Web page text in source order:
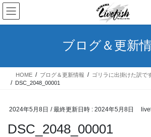
コ
ン
テ
ス
ナ
ビ
ゲ
ン
ブログ＆更新
HOME ブログ＆更新情報
ゴリラに出掛けた訳で
DSC_2048_00001
2024年5月8日 / 最終更新日時 : 2024年5月8日
DSC_2048_00001